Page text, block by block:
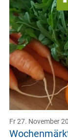
Fr 27. November